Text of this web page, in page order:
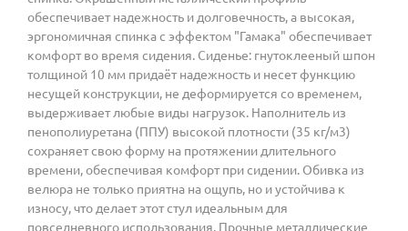
обеспечивает надежность и долговечность, а высокая,
эргономичная спинка с эффектом "Гамака" обеспечивает
комфорт во время сидения. Сиденье: гнутоклееный шпон
толщиной 10 мм придаёт надежность и несет функцию
несущей конструкции, не деформируется со временем,
выдерживает любые виды нагрузок. Наполнитель из
пенополиуретана (ППУ) высокой плотности (35 кг/м3)
сохраняет свою форму на протяжении длительного
времени, обеспечивая комфорт при сидении. Обивка из
велюра не только приятна на ощупь, но и устойчива к
износу, что делает этот стул идеальным для
повседневного использования. Прочные металлические